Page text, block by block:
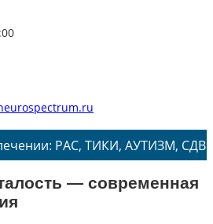
ТИКИ, АУТИЗМ, СДВГ, ЗПРР,
— современная